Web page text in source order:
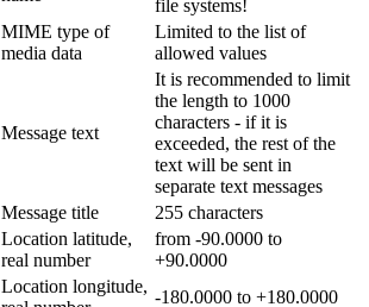
file systems!
MIME type of
media data
Limited to the list of
allowed values
Message text
It is recommended to limit
the length to 1000
characters - if it is
exceeded, the rest of the
text will be sent in
separate text messages
Message title
255 characters
Location latitude,
real number
from -90.0000 to
+90.0000
Location longitude,
-180.0000 to +180.0000